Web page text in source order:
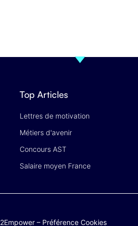
Top Articles
Lettres de motivation
Métiers d'avenir
Concours AST
Salaire moyen France
2Empower – Préférence Cookies